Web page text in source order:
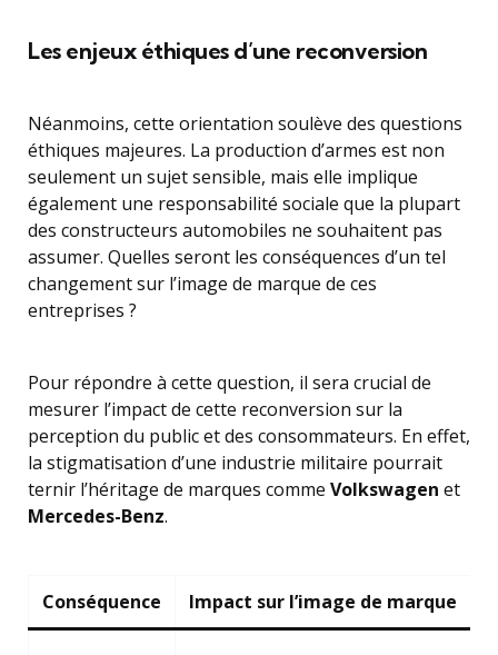
Les enjeux éthiques d’une reconversion
Néanmoins, cette orientation soulève des questions
éthiques majeures. La production d’armes est non
seulement un sujet sensible, mais elle implique
également une responsabilité sociale que la plupart
des constructeurs automobiles ne souhaitent pas
assumer. Quelles seront les conséquences d’un tel
changement sur l’image de marque de ces
entreprises ?
Pour répondre à cette question, il sera crucial de
mesurer l’impact de cette reconversion sur la
perception du public et des consommateurs. En effet,
la stigmatisation d’une industrie militaire pourrait
ternir l’héritage de marques comme Volkswagen et
Mercedes-Benz.
Conséquence Impact sur l’image de marque